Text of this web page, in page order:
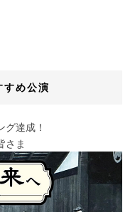
すめ公演
グ達成！
さま